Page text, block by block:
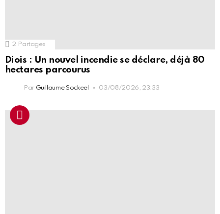
2 Partages
Diois : Un nouvel incendie se déclare, déjà 80
hectares parcourus
Par Guillaume Sockeel 03/08/2026, 23:33